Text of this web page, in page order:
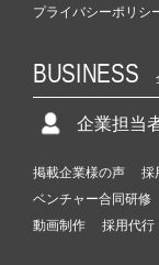
プライバシーポリシ
BUSINESS
企業担当
掲載企業様の声 採
ベンチャー合同研修
動画制作
採用代行